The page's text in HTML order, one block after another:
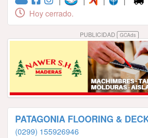
Hoy cerrado.
PUBLICIDAD GCAds
PATAGONIA FLOORING &
(0299) 155926946